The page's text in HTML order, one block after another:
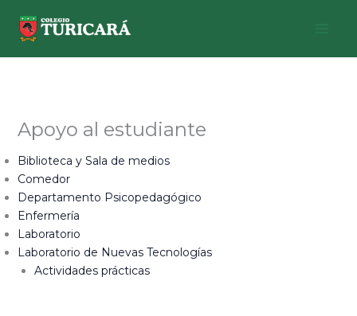
contenido
Apoyo al estudiante
Biblioteca y Sala de medios
Comedor
Departamento Psicopedagógico
Enfermería
Laboratorio
Laboratorio de Nuevas Tecnologías
Actividades prácticas